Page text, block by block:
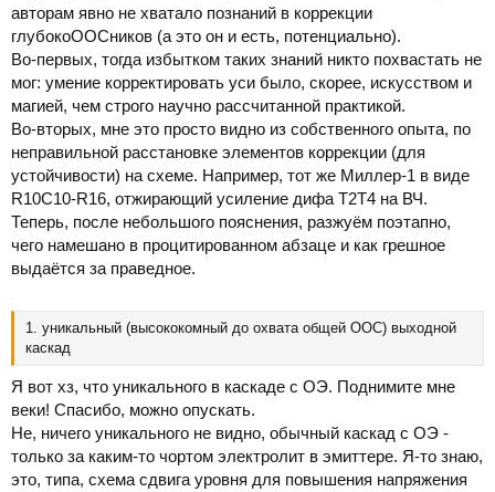
авторам явно не хватало познаний в коррекции
глубокоООСников (а это он и есть, потенциально).
Во-первых, тогда избытком таких знаний никто похвастать не
мог: умение корректировать уси было, скорее, искусством и
магией, чем строго научно рассчитанной практикой.
Во-вторых, мне это просто видно из собственного опыта, по
неправильной расстановке элементов коррекции (для
устойчивости) на схеме. Например, тот же Миллер-1 в виде
R10C10-R16, отжирающий усиление дифа Т2Т4 на ВЧ.
Теперь, после небольшого пояснения, разжуём поэтапно,
чего намешано в процитированном абзаце и как грешное
выдаётся за праведное.
1. уникальный (высококомный до охвата общей ООС) выходной
каскад
Я вот хз, что уникального в каскаде с ОЭ. Поднимите мне
веки! Спасибо, можно опускать.
Не, ничего уникального не видно, обычный каскад с ОЭ -
только за каким-то чортом электролит в эмиттере. Я-то знаю,
это, типа, схема сдвига уровня для повышения напряжения